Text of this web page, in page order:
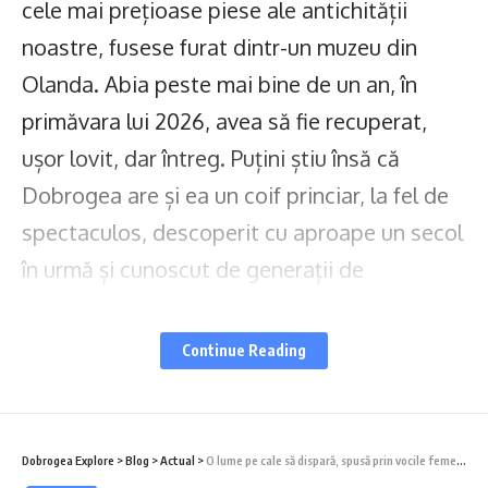
cele mai prețioase piese ale antichității
noastre, fusese furat dintr-un muzeu din
Olanda. Abia peste mai bine de un an, în
primăvara lui 2026, avea să fie recuperat,
ușor lovit, dar întreg. Puțini știu însă că
Dobrogea are și ea un coif princiar, la fel de
spectaculos, descoperit cu aproape un secol
în urmă și cunoscut de generații de
scos la lumină pe un deal din nordul
de la Agighiol.
Continue Reading
Dobrogea Explore >Blog >Actual >O lume pe cale să dispară, spusă prin vocile femeilor din Sfântu Gheorghe